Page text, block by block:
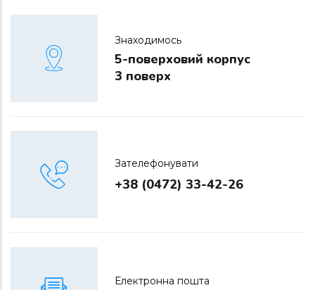
Знаходимось
5-поверховий корпус
3 поверх
Зателефонувати
+38 (0472) 33-42-26
Електронна пошта